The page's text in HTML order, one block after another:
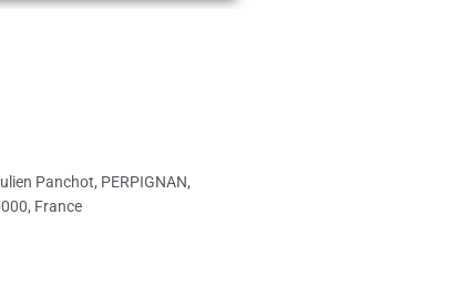
Panchot, PERPIGNAN,
France